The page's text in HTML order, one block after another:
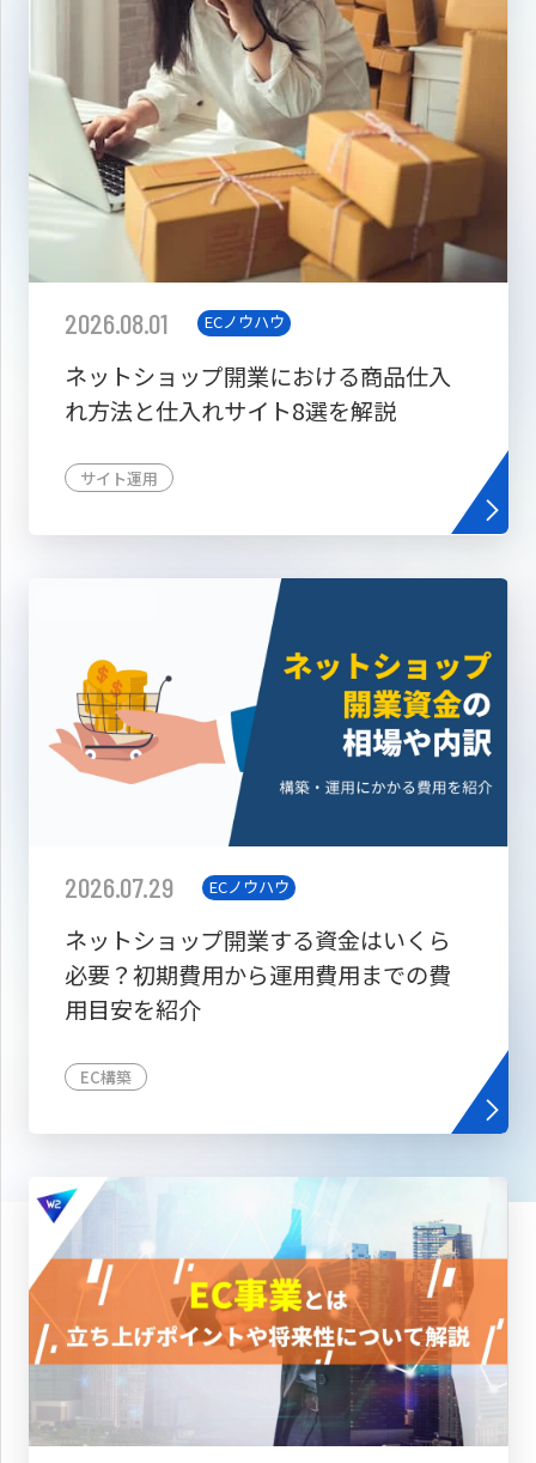
2026.08.01 ECノウハウ
ネットショップ開業における商品仕入
れ方法と仕入れサイト8選を解説
サイト運用
2026.07.29 ECノウハウ
ネットショップ開業する資金はいくら
必要？初期費用から運用費用までの費
用目安を紹介
EC構築